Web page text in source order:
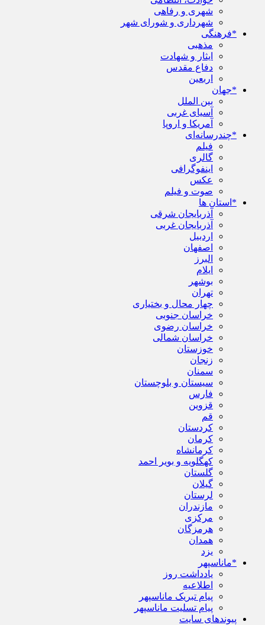
شهری و رفاهی
شهرداری و شورای شهر
*فرهنگی
مذهبی
ایثار و شهادت
دفاع مقدس
اربعین
*جهان
بین الملل
آسیای غربی
آمریکا و اروپا
*چندرسانه‌ای
فیلم
گالری
اینفوگرافی
عکس
صوت و فیلم
*استان ها
آذربایجان شرقی
آذربایجان غربی
اردبیل
اصفهان
البرز
ایلام
بوشهر
تهران
چهار محال و بختیاری
خراسان جنوبی
خراسان رضوی
خراسان شمالی
خوزستان
زنجان
سمنان
سیستان و بلوچستان
فارس
قزوین
قم
کردستان
کرمان
کرمانشاه
کهگلویه و بویر احمد
گلستان
گیلان
لرستان
مازندران
مرکزی
هرمزگان
همدان
یزد
*ماناسپهر
یادداشت روز
اطلاعیه
پیام تبریک ماناسپهر
پیام تسلیت ماناسپهر
پیوندهای سایت